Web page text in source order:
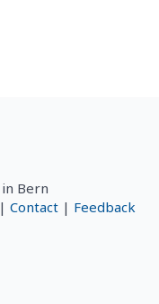
in Bern
| Contact | Feedback